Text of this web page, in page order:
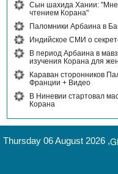
Сын шахида Хании: "Мне
чтением Корана"
Паломники Арбаина в
Индийское СМИ о
В период Арбаина в
изучения Корана для
Караван сторонников
Франции + Видео
В Ниневии стартовал
Корана
Thursday 06 August 2026 ,